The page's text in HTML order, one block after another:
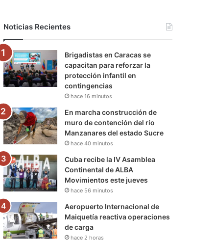
o
k
r
e
r
a
m
a
m
Noticias Recientes
Brigadistas en Caracas se
capacitan para reforzar la
protección infantil en
contingencias
hace 16 minutos
En marcha construcción de
muro de contención del río
Manzanares del estado Sucre
hace 40 minutos
Cuba recibe la IV Asamblea
Continental de ALBA
Movimientos este jueves
hace 56 minutos
Aeropuerto Internacional de
Maiquetía reactiva operaciones
de carga
hace 2 horas